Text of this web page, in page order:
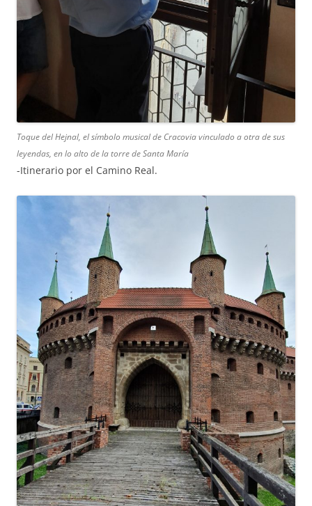
Toque del Hejnal, el símbolo musical de Cracovia vinculado a otra de sus
leyendas, en lo alto de la torre de Santa María
-Itinerario por el Camino Real.